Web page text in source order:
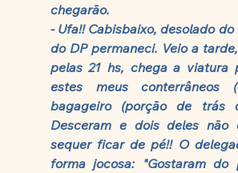
chegarão.
- Ufa!! Cabisbaixo, desolado
do DP permaneci. Veio a
pelas 21 hs, chega a viatura
estes meus conterrâneos
bagageiro (porção de trás
Desceram e dois deles não
sequer ficar de pé!! O
forma jocosa: "Gostaram do